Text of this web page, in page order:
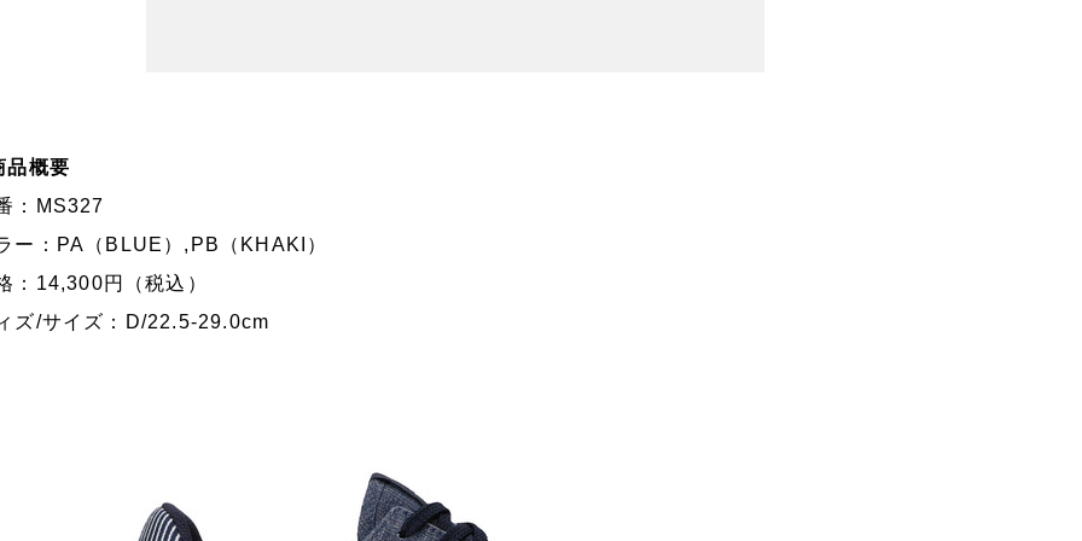
品概要
：MS327
ー：PA（BLUE）,PB（KHAKI）
：14,300円（税込）
ズ/サイズ：D/22.5-29.0cm